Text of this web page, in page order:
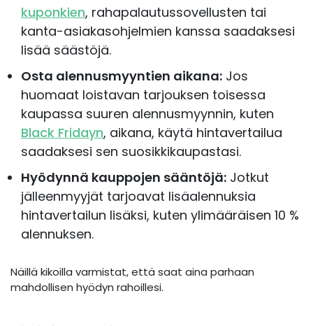
kuponkien, rahapalautussovellusten tai
kanta-asiakasohjelmien kanssa saadaksesi
lisää säästöjä.
Osta alennusmyyntien aikana: Jos
huomaat loistavan tarjouksen toisessa
kaupassa suuren alennusmyynnin, kuten
Black Fridayn, aikana, käytä hintavertailua
saadaksesi sen suosikkikaupastasi.
Hyödynnä kauppojen sääntöjä: Jotkut
jälleenmyyjät tarjoavat lisäalennuksia
hintavertailun lisäksi, kuten ylimääräisen 10 %
alennuksen.
Näillä kikoilla varmistat, että saat aina parhaan
mahdollisen hyödyn rahoillesi.